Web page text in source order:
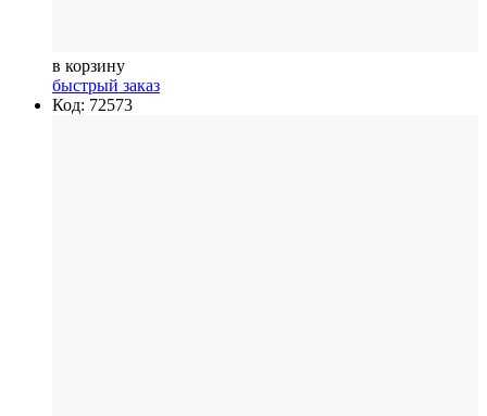
в корзину
быстрый заказ
Код: 72573